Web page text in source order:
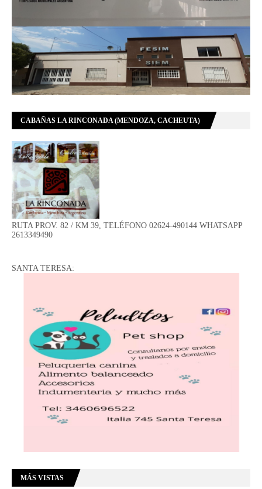
CABAÑAS LA RINCONADA (MENDOZA, CACHEUTA)
RUTA PROV. 82 / KM 39, TELÉFONO 02624-490144 WHATSAPP
2613349490
SANTA TERESA:
MÁS VISTAS